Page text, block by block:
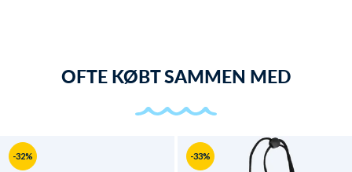
OFTE KØBT SAMMEN MED
-32% -33%